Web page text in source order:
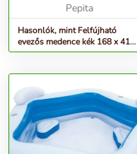
Pepita
Hasonlók, mint Felfújható
evezős medence kék 168 x 41
cm intex 58446